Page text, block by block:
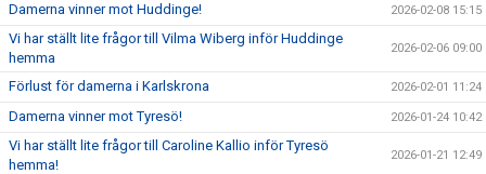
Damerna vinner mot Huddinge! 2026-02-08 15:15
Vi har ställt lite frågor till Vilma Wiberg inför Huddinge
hemma
2026-02-06 09:00
Förlust för damerna i Karlskrona 2026-02-01 11:24
Damerna vinner mot Tyresö! 2026-01-24 10:42
Vi har ställt lite frågor till Caroline Kallio inför Tyresö
hemma!
2026-01-21 12:49